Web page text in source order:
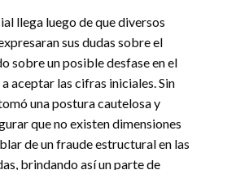
llega luego de que diversos
sus dudas sobre el
sobre un posible desfase en el
aceptar las cifras iniciales. Sin
una postura cautelosa y
que no existen dimensiones
de un fraude estructural en las
brindando así un parte de